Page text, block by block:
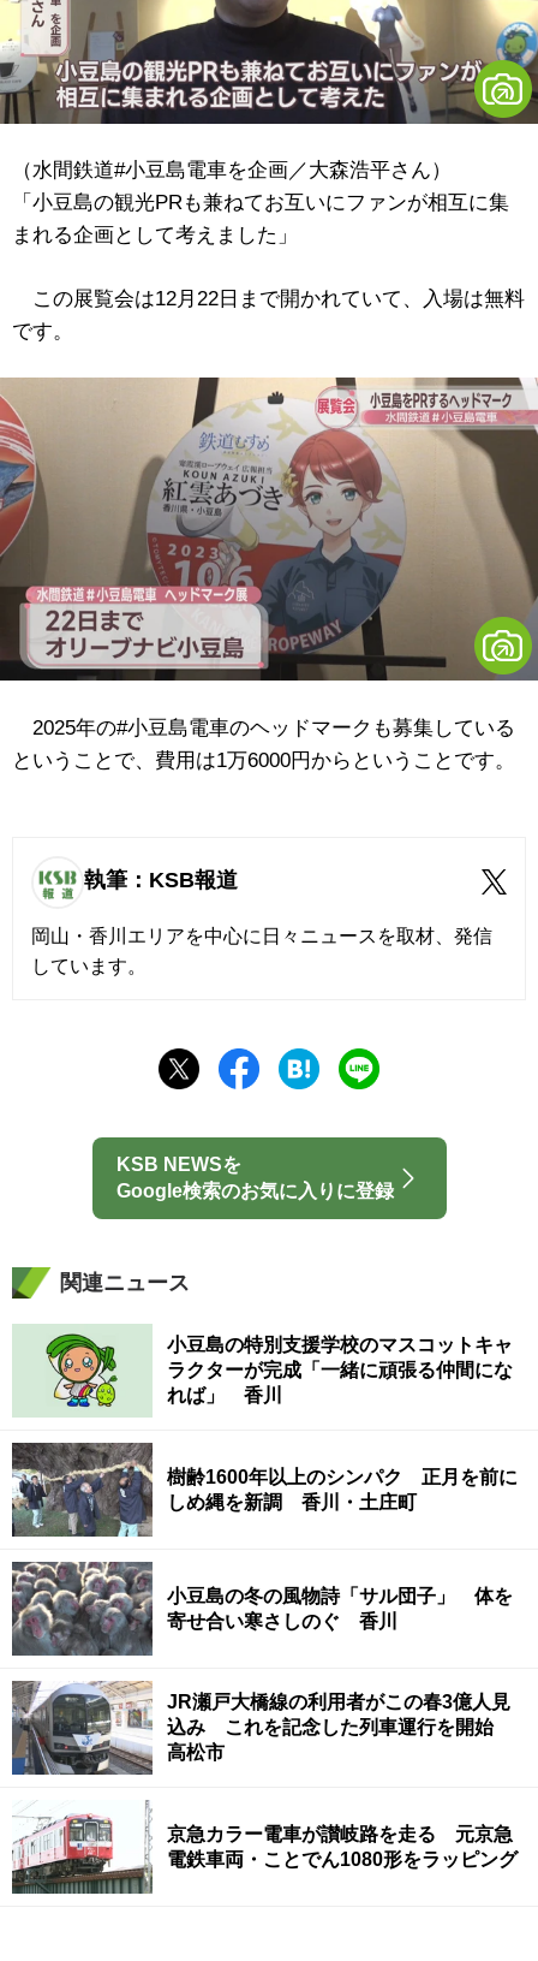
（水間鉄道#小豆島電車を企画／大森浩平さん）
「小豆島の観光PRも兼ねてお互いにファンが相互に集
まれる企画として考えました」
この展覧会は12月22日まで開かれていて、入場は無料
です。
2025年の#小豆島電車のヘッドマークも募集している
ということで、費用は1万6000円からということです。
執筆：KSB報道
岡山・香川エリアを中心に日々ニュースを取材、発信
しています。
KSB NEWSを
Google検索のお気に入りに登録
関連ニュース
小豆島の特別支援学校のマスコットキャ
ラクターが完成「一緒に頑張る仲間にな
れば」 香川
樹齢1600年以上のシンパク 正月を前に
しめ縄を新調 香川・土庄町
小豆島の冬の風物詩「サル団子」 体を
寄せ合い寒さしのぐ 香川
JR瀬戸大橋線の利用者がこの春3億人見
込み これを記念した列車運行を開始
高松市
京急カラー電車が讃岐路を走る 元京急
電鉄車両・ことでん1080形をラッピング